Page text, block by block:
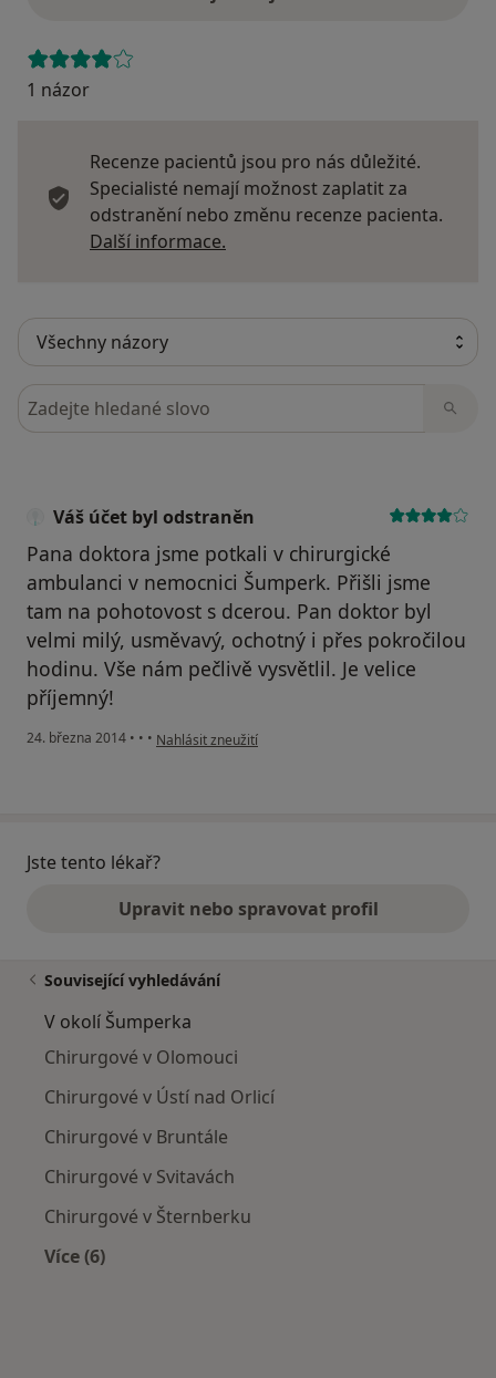
1 názor
Recenze pacientů jsou pro nás důležité.
Specialisté nemají možnost zaplatit za
odstranění nebo změnu recenze pacienta.
Další informace.
Hledejte v názorech
Váš účet byl odstraněn
Pana doktora jsme potkali v chirurgické
ambulanci v nemocnici Šumperk. Přišli jsme
tam na pohotovost s dcerou. Pan doktor byl
velmi milý, usměvavý, ochotný i přes pokročilou
hodinu. Vše nám pečlivě vysvětlil. Je velice
příjemný!
24. března 2014 • • • podle názoru uživatele Váš účet byl odstraněn
Nahlásit zneužití
Jste tento lékař?
Upravit nebo spravovat profil
Související vyhledávání
V okolí Šumperka
Chirurgové v Olomouci
Chirurgové v Ústí nad Orlicí
Chirurgové v Bruntále
Chirurgové v Svitavách
Chirurgové v Šternberku
Více (6)